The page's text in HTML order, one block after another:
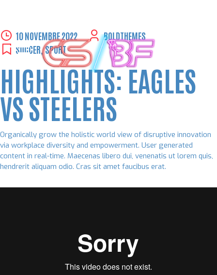
Skip
to
content
10 NOVEMBRE 2022
BOLDTHEMES
SOCCER,SPORT
HIGHLIGHTS: EAGLES
VS STEELERS
Organically grow the holistic world view of disruptive innovation
via workplace diversity and empowerment. User generated
content in real-time. Maecenas libero dui, venenatis ut lorem quis,
hendrerit aliquam odio. Cras sit amet faucibus erat.